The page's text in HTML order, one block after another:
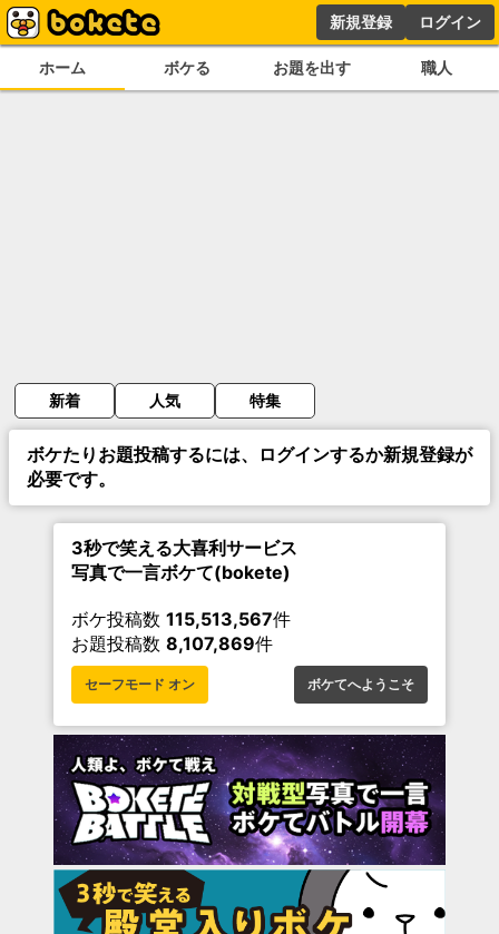
新規登録 ログイン
ホーム ボケる お題を出す 職人
新着 人気 特集
ボケたりお題投稿するには、ログインするか新規登録が
必要です。
3秒で笑える大喜利サービス
写真で一言ボケて(bokete)
ボケ投稿数 115,513,567件
お題投稿数 8,107,869件
セーフモード オン ボケてへようこそ